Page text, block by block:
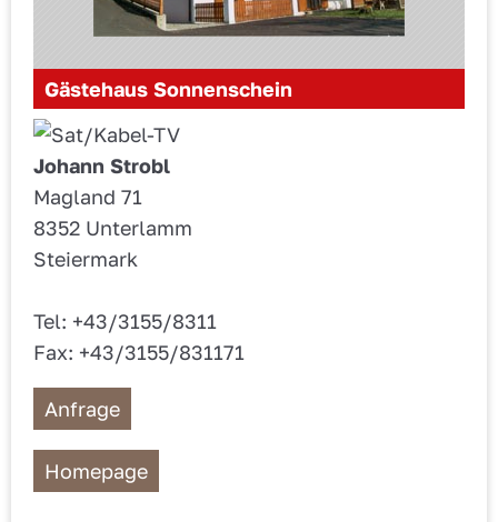
Gästehaus Sonnenschein
Johann Strobl
Magland 71
8352 Unterlamm
Steiermark
Tel: +43/3155/8311
Fax: +43/3155/831171
Anfrage
Homepage